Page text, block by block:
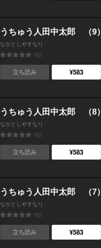
うちゅう人田中太郎 （9）
ながとしやすなり
(0)
立ち読み ¥583
うちゅう人田中太郎 （8）
ながとしやすなり
(0)
立ち読み ¥583
うちゅう人田中太郎 （7）
ながとしやすなり
(0)
立ち読み ¥583